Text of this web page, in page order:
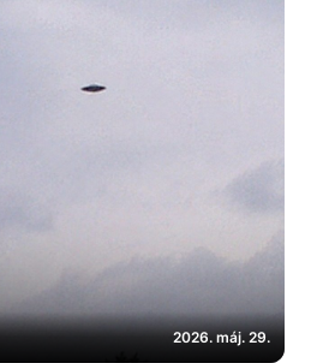
2026. máj. 29.